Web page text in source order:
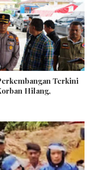
Terkini
Hilang,